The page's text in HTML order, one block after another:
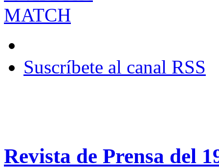
Suscríbete al canal RSS
Revista de Prensa del